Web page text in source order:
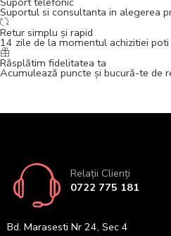
Suportul si consultanta in alegerea
Retur simplu și rapid
14 zile de la momentul achizitiei
Răsplătim fidelitatea ta
Acumulează puncte și bucură-te de
Relații Clienți
0722 775 181
Bd. Marasesti Nr 24, Sec 4